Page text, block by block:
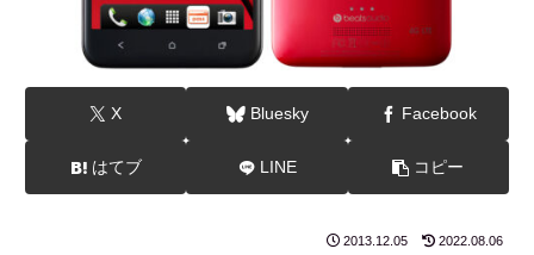
X Bluesky Facebook
はてブ LINE コピー
2013.12.05 2022.08.06